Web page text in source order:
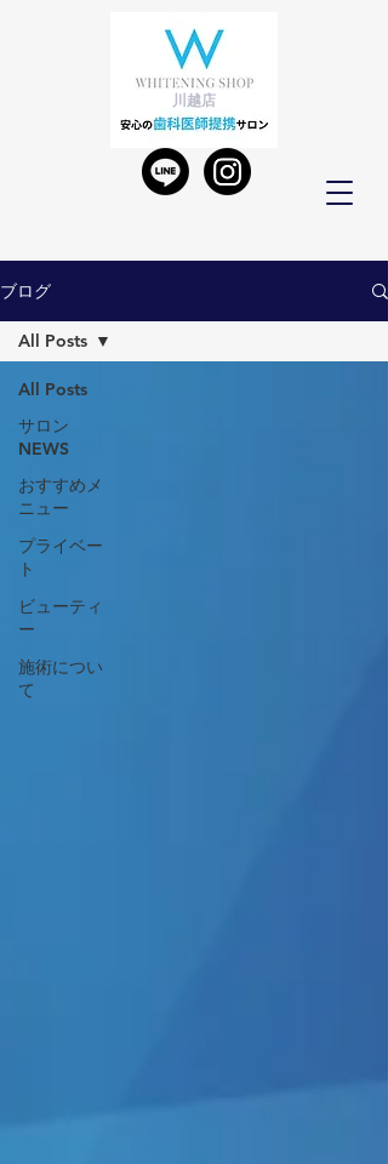
川越店
ブログ
All Posts
サロン
NEWS
おすすめメ
ニュー
プライベー
ト
ビューティ
ー
施術につい
て
All Posts